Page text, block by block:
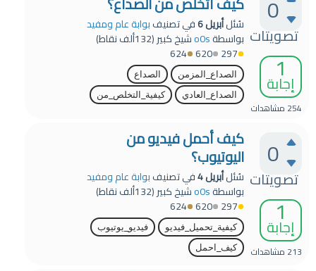
0
تصويتات
1
إجابة
254 مشاهدات
سُئلأبريل 6 في تصنيفبوابة عام ومفيد
بواسطةo0sشيخ كبير(132ألف
نقاط)
297
620
624
الصداع_المزمن
الصداع
الصداع_العادي
كيفية_التخلص_من
0
تصويتات
1
إجابة
213 مشاهدات
كيف أحمل فيديو من
اليوتيوب؟
سُئلأبريل 4 في تصنيفبوابة عام ومفيد
بواسطةo0sشيخ كبير(132ألف
نقاط)
297
620
624
كيفية_تحميل_فيديو
فيديو_يوتيوب
كيف_احمل